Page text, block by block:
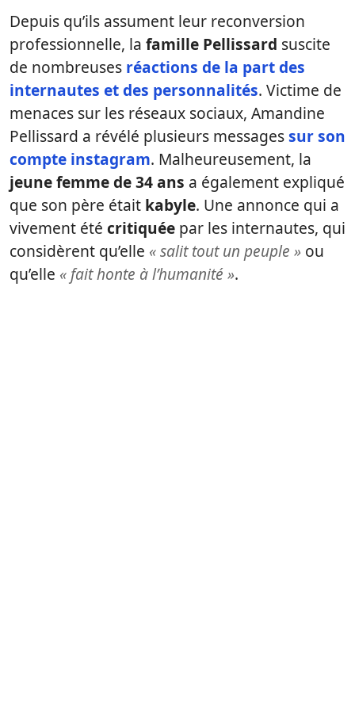
Depuis qu’ils assument leur reconversion
professionnelle, la famille Pellissard suscite
de nombreuses réactions de la part des
internautes et des personnalités. Victime de
menaces sur les réseaux sociaux, Amandine
Pellissard a révélé plusieurs messagessur son
compte instagram. Malheureusement, la
jeune femme de 34 ans a également expliqué
que son père était kabyle. Une annonce qui a
vivement été critiquée par les internautes, qui
considèrent qu’elle « salit tout un peuple » ou
qu’elle « fait honte à l’humanité ».